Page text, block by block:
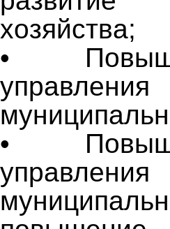
хозяйства;
•
•